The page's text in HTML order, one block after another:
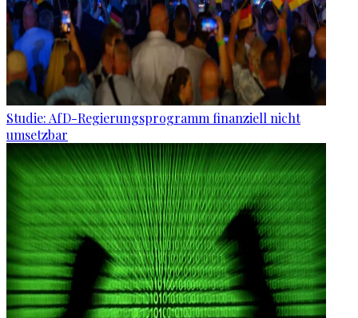
Studie: AfD-Regierungsprogramm finanziell nicht
umsetzbar